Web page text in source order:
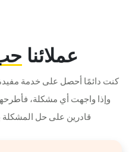
عملائنا
وإذا واجهت أي مشكلة،
قادرين على حل المشكلة